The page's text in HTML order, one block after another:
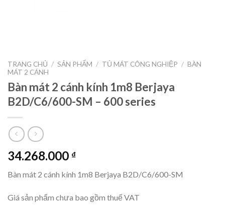
TRANG CHỦ / SẢN PHẨM / TỦ MÁT CÔNG NGHIỆP / BÀN
MÁT 2 CÁNH
Bàn mát 2 cánh kính 1m8 Berjaya
B2D/C6/600-SM – 600 series
34.268.000 ₫
Bàn mát 2 cánh kính 1m8 Berjaya B2D/C6/600-SM
Giá sản phẩm chưa bao gồm thuế VAT